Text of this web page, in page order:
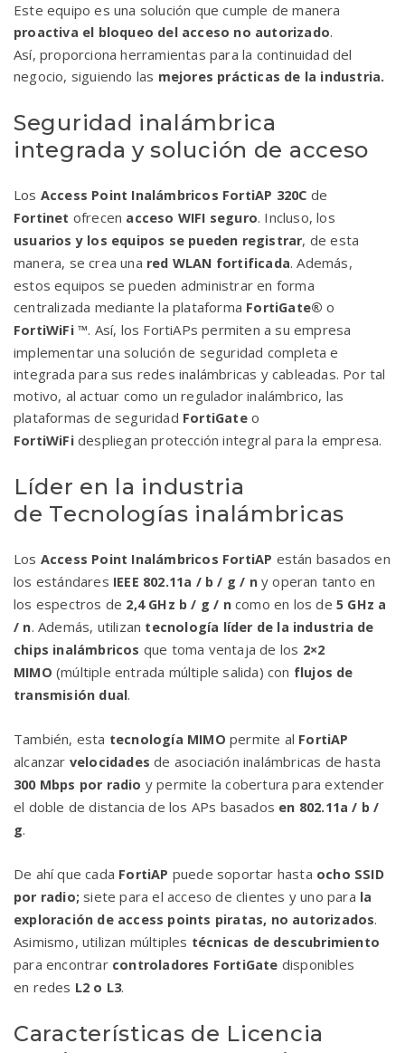
Este equipo es una solución que cumple de manera
proactiva el bloqueo del acceso no autorizado.
Así, proporciona herramientas para la continuidad del
negocio, siguiendo las mejores prácticas de la industria.
Seguridad inalámbrica
integrada y solución de acceso
Los Access Point Inalámbricos FortiAP 320C de
Fortinet ofrecen acceso WIFI seguro. Incluso, los
usuarios y los equipos se pueden registrar, de esta
manera, se crea una red WLAN fortificada. Además,
estos equipos se pueden administrar en forma
centralizada mediante la plataforma FortiGate® o
FortiWiFi ™. Así, los FortiAPs permiten a su empresa
implementar una solución de seguridad completa e
integrada para sus redes inalámbricas y cableadas. Por tal
motivo, al actuar como un regulador inalámbrico, las
plataformas de seguridad FortiGateo
FortiWiFidespliegan protección integral para la empresa.
Líder en la industria
de Tecnologías inalámbricas
Los Access Point Inalámbricos FortiAP están basados en
los estándares IEEE 802.11a / b / g / ny operan tanto en
los espectros de 2,4 GHz b / g / ncomo en los de 5 GHz a
/ n. Además, utilizan tecnología líder de la industria de
chips inalámbricos que toma ventaja de los 2×2
MIMO (múltiple entrada múltiple salida) con flujos de
transmisión dual.
También, esta tecnología MIMO permite al FortiAP
alcanzar velocidades de asociación inalámbricas de hasta
300 Mbps por radio y permite la cobertura para extender
el doble de distancia de los APs basados en 802.11a / b /
g.
De ahí que cada FortiAP puede soportar hasta ocho SSID
por radio; siete para el acceso de clientes y uno para la
exploración de access points piratas, no autorizados.
Asimismo, utilizan múltiples técnicas de descubrimiento
para encontrar controladores FortiGate disponibles
en redes L2 o L3.
Características de Licencia